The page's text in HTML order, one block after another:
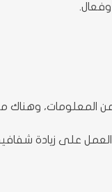
وهناك
على زيادة